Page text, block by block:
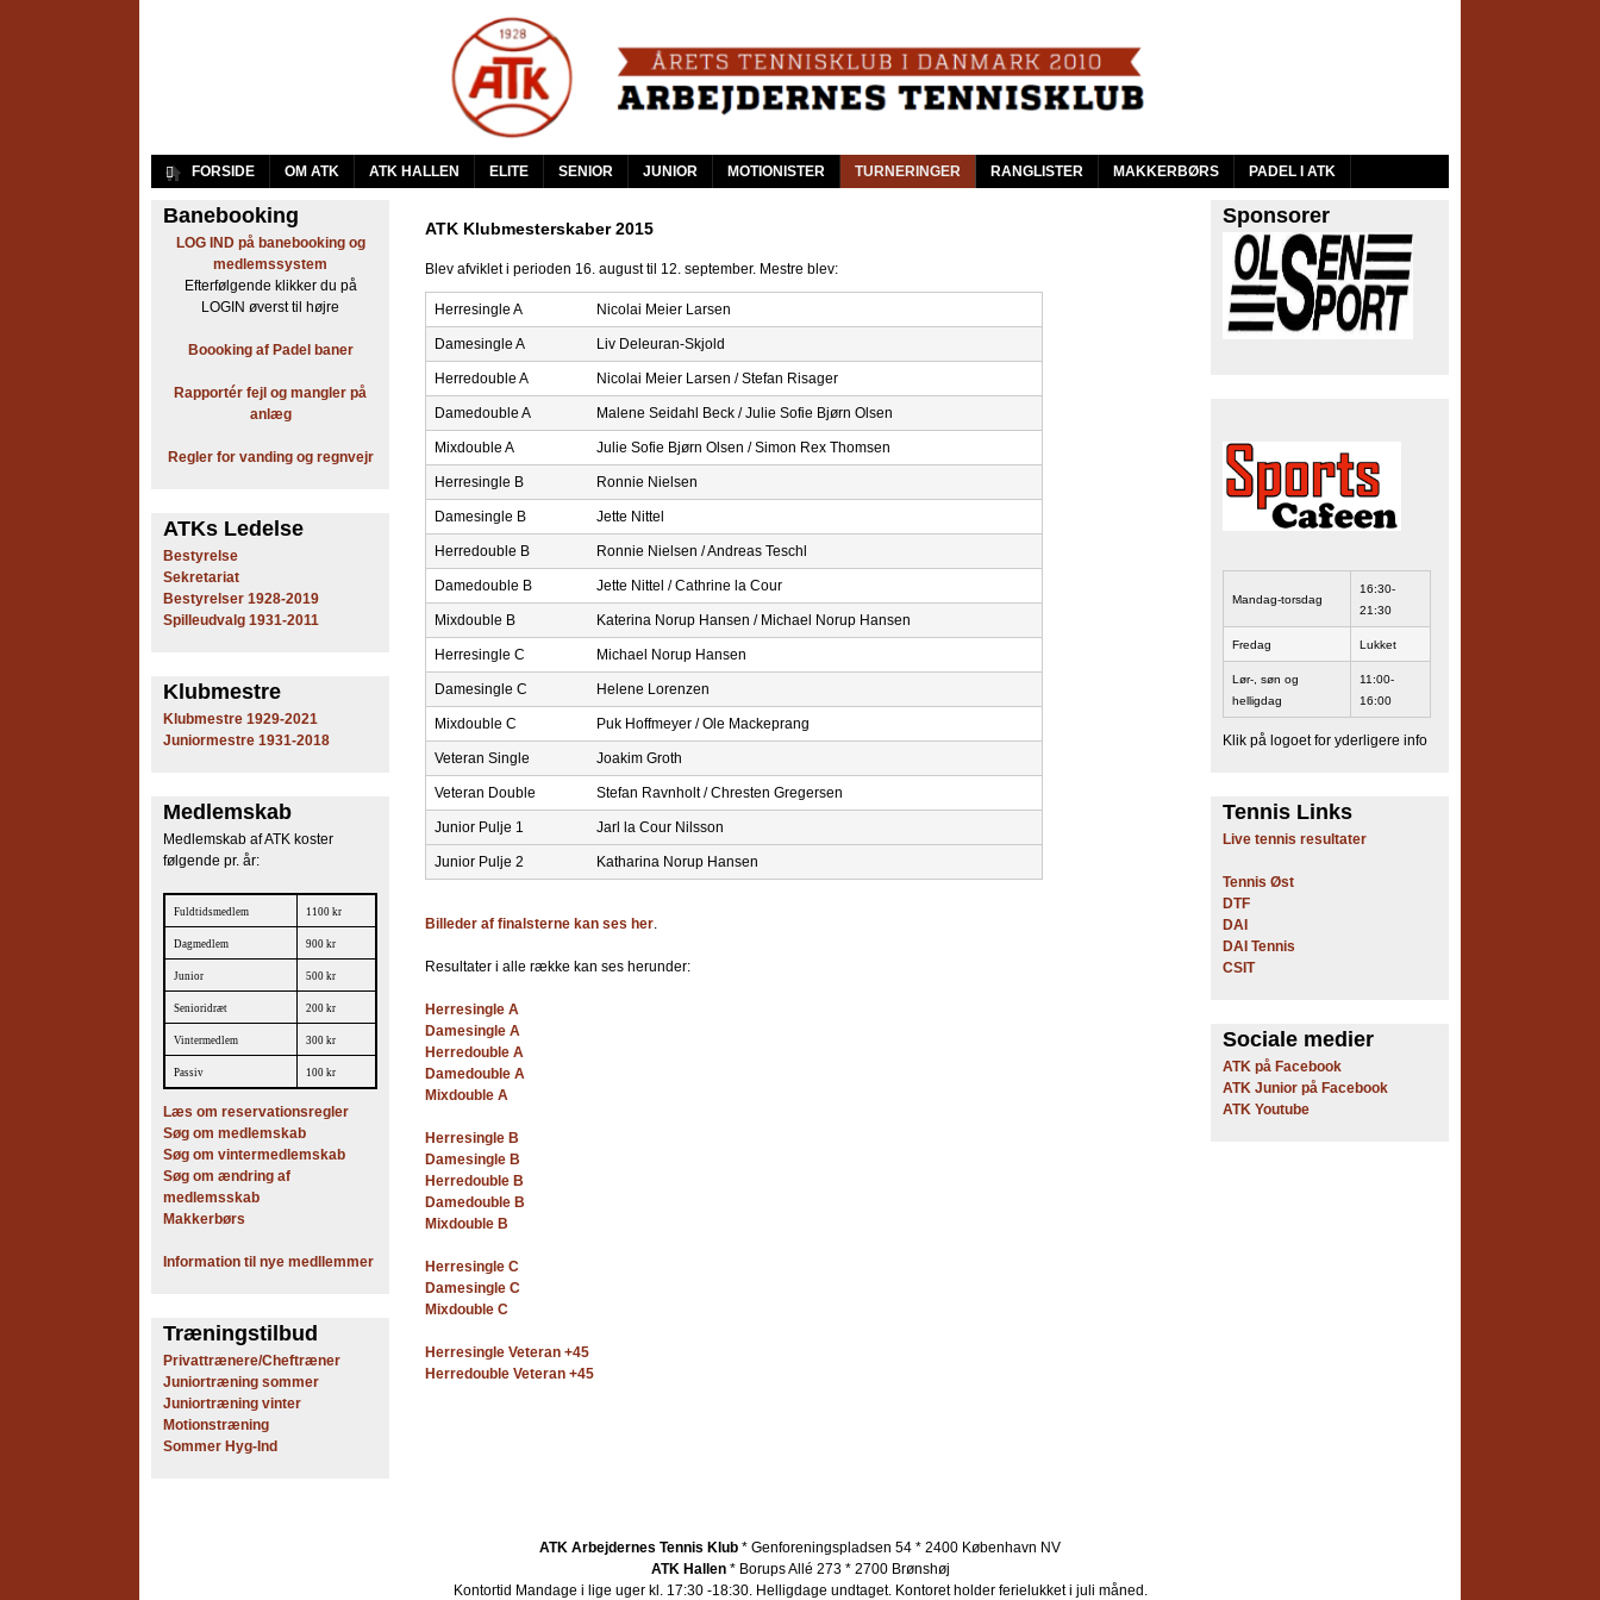
to
main
content
A
n
e
s
e
n
s
K
u
b
FORSIDE OM ATK ATK HALLEN ELITE SENIOR JUNIOR MOTIONISTER TURNERINGER RANGLISTER MAKKERBØRS PADEL I ATK
ATK Klubmesterskaber 2015
Blev afviklet i perioden 16. august til 12. september. Mestre blev:
Herresingle A Nicolai Meier Larsen
Damesingle A Liv Deleuran-Skjold
Herredouble A Nicolai Meier Larsen / Stefan Risager
Damedouble A Malene Seidahl Beck / Julie Sofie Bjørn Olsen
Mixdouble A Julie Sofie Bjørn Olsen / Simon Rex Thomsen
Herresingle B Ronnie Nielsen
Damesingle B Jette Nittel
Herredouble B Ronnie Nielsen / Andreas Teschl
Damedouble B Jette Nittel / Cathrine la Cour
Mixdouble B Katerina Norup Hansen / Michael Norup Hansen
Herresingle C Michael Norup Hansen
Damesingle C Helene Lorenzen
Mixdouble C Puk Hoffmeyer / Ole Mackeprang
Veteran Single Joakim Groth
Veteran Double Stefan Ravnholt / Chresten Gregersen
Junior Pulje 1 Jarl la Cour Nilsson
Junior Pulje 2 Katharina Norup Hansen
Billeder af finalsterne kan ses her.
Resultater i alle række kan ses herunder:
Herresingle A
Damesingle A
Herredouble A
Damedouble A
Mixdouble A
Herresingle B
Damesingle B
Herredouble B
Damedouble B
Mixdouble B
Herresingle C
Damesingle C
Mixdouble C
Herresingle Veteran +45
Herredouble Veteran +45
Banebooking
LOG IND på banebooking og
medlemssystem
Efterfølgende klikker du på
LOGIN øverst til højre
Boooking af Padel baner
Rapportér fejl og mangler på
anlæg
Regler for vanding og regnvejr
ATKs Ledelse
Bestyrelse
Sekretariat
Bestyrelser 1928-2019
Spilleudvalg 1931-2011
Klubmestre
Klubmestre 1929-2021
Juniormestre 1931-2018
Medlemskab
Medlemskab af ATK koster
følgende pr. år:
Fuldtidsmedlem 1100 kr
Dagmedlem 900 kr
Junior 500 kr
Senioridræt 200 kr
Vintermedlem 300 kr
Passiv 100 kr
Læs om reservationsregler
Søg om medlemskab
Søg om vintermedlemskab
Søg om ændring af
medlemsskab
Makkerbørs
Information til nye medllemmer
Træningstilbud
Privattrænere/Cheftræner
Juniortræning sommer
Juniortræning vinter
Motionstræning
Sommer Hyg-Ind
Sponsorer
Mandag-torsdag
16:30-
21:30
Fredag Lukket
Lør-, søn og
helligdag
11:00-
16:00
Klik på logoet for yderligere info
Tennis Links
Live tennis resultater
Tennis Øst
DTF
DAI
DAI Tennis
CSIT
Sociale medier
ATK på Facebook
ATK Junior på Facebook
ATK Youtube
ATK Arbejdernes Tennis Klub * Genforeningspladsen 54 * 2400 København NV
ATK Hallen* Borups Allé 273 * 2700 Brønshøj
Kontortid Mandage i lige uger kl. 17:30 -18:30. Helligdage undtaget. Kontoret holder ferielukket i juli måned.